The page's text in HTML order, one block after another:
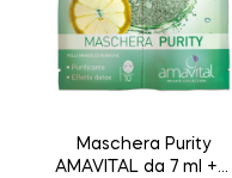
Maschera Purity
AMAVITAL da 7 ml + 7